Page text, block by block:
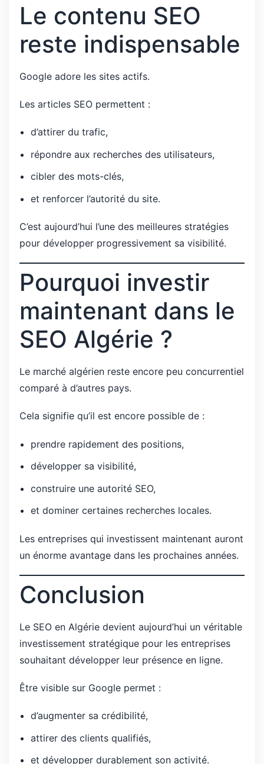
Le contenu SEO
reste indispensable
Google adore les sites actifs.
Les articles SEO permettent :
d’attirer du trafic,
répondre aux recherches des utilisateurs,
cibler des mots-clés,
et renforcer l’autorité du site.
C’est aujourd’hui l’une des meilleures stratégies
pour développer progressivement sa visibilité.
Pourquoi investir
maintenant dans le
SEO Algérie ?
Le marché algérien reste encore peu concurrentiel
comparé à d’autres pays.
Cela signifie qu’il est encore possible de :
prendre rapidement des positions,
développer sa visibilité,
construire une autorité SEO,
et dominer certaines recherches locales.
Les entreprises qui investissent maintenant auront
un énorme avantage dans les prochaines années.
Conclusion
Le SEO en Algérie devient aujourd’hui un véritable
investissement stratégique pour les entreprises
souhaitant développer leur présence en ligne.
Être visible sur Google permet :
d’augmenter sa crédibilité,
attirer des clients qualifiés,
et développer durablement son activité.